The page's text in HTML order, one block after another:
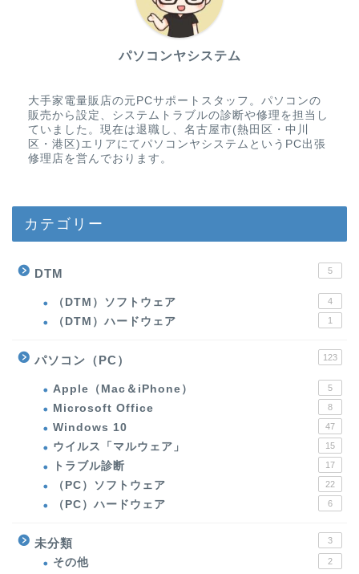
パソコンヤシステム
大手家電量販店の元PCサポートスタッフ。パソコンの
販売から設定、システムトラブルの診断や修理を担当し
ていました。現在は退職し、名古屋市(熱田区・中川
区・港区)エリアにてパソコンヤシステムというPC出張
修理店を営んでおります。
カテゴリー
DTM 5
（DTM）ソフトウェア 4
（DTM）ハードウェア 1
パソコン（PC） 123
Apple（Mac＆iPhone） 5
Microsoft Office 8
Windows 10 47
ウイルス「マルウェア」 15
トラブル診断 17
（PC）ソフトウェア 22
（PC）ハードウェア 6
未分類 3
その他 2